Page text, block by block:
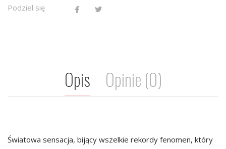
Podziel się
Opis Opinie (0)
Światowa sensacja, bijący wszelkie rekordy fenomen, który